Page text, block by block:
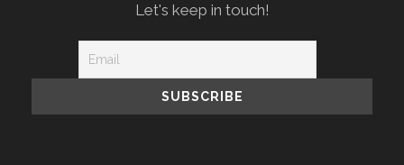
Let's keep in touch!